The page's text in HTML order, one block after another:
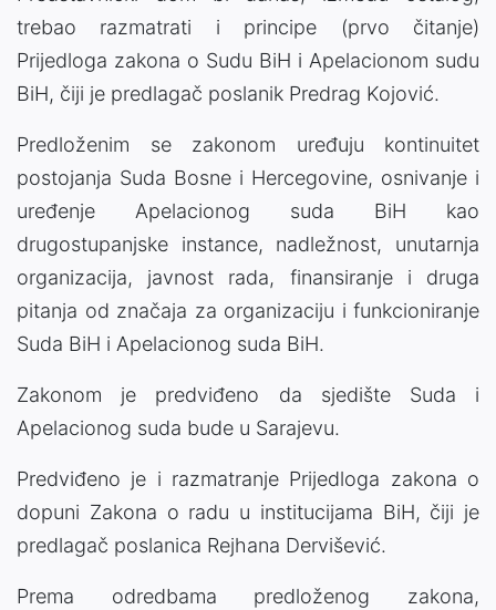
trebao razmatrati i principe (prvo čitanje)
Prijedloga zakona o Sudu BiH i Apelacionom sudu
BiH, čiji je predlagač poslanik Predrag Kojović.
Predloženim se zakonom uređuju kontinuitet
postojanja Suda Bosne i Hercegovine, osnivanje i
uređenje Apelacionog suda BiH kao
drugostupanjske instance, nadležnost, unutarnja
organizacija, javnost rada, finansiranje i druga
pitanja od značaja za organizaciju i funkcioniranje
Suda BiH i Apelacionog suda BiH.
Zakonom je predviđeno da sjedište Suda i
Apelacionog suda bude u Sarajevu.
Predviđeno je i razmatranje Prijedloga zakona o
dopuni Zakona o radu u institucijama BiH, čiji je
predlagač poslanica Rejhana Dervišević.
Prema odredbama predloženog zakona,